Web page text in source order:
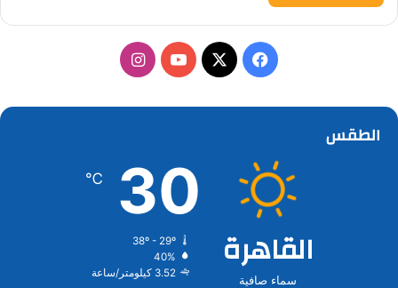
فيسبوك
‫X
‫YouTubeانستقرام
الطقس
القاهرة
سماء صافية
30
℃
38º - 29º
40%
3.52 كيلومتر/ساعة